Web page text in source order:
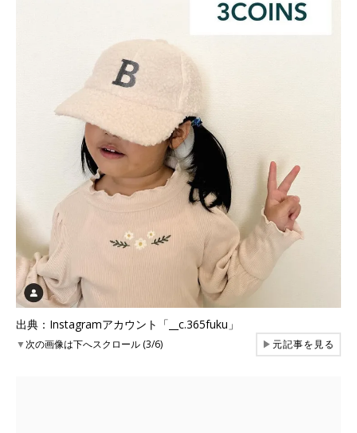
出典：Instagramアカウント「__c.365fuku」
▼次の画像は下へスクロール (3/6) ▶元記事を見る